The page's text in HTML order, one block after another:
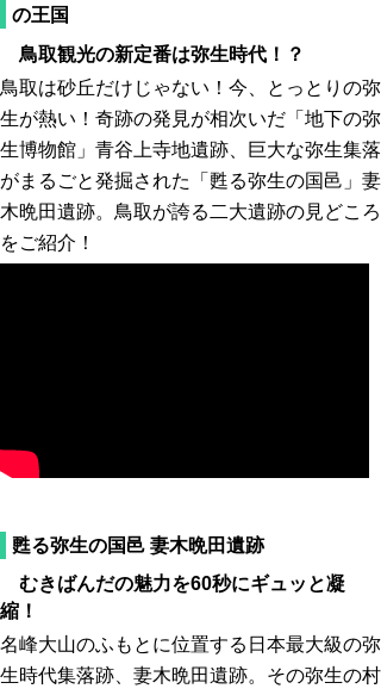
の王国
鳥取観光の新定番は弥生時代！？
鳥取は砂丘だけじゃない！今、とっとりの弥
生が熱い！奇跡の発見が相次いだ「地下の弥
生博物館」青谷上寺地遺跡、巨大な弥生集落
がまるごと発掘された「甦る弥生の国邑」妻
木晩田遺跡。鳥取が誇る二大遺跡の見どころ
をご紹介！
甦る弥生の国邑 妻木晩田遺跡
むきばんだの魅力を60秒にギュッと凝
縮！
名峰大山のふもとに位置する日本最大級の弥
生時代集落跡、妻木晩田遺跡。その弥生の村